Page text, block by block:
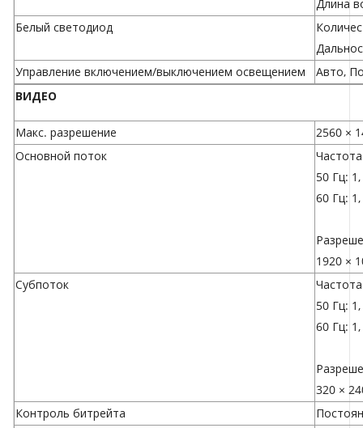
Длина
Белый светодиод
Управление включением/выключением освещением
Авто,
ВИДЕО
Макс. разрешение
2560 ×
Основной поток
50 Гц:
60 Гц:
1920 ×
Субпоток
50 Гц:
60 Гц:
320 ×
Контроль битрейта